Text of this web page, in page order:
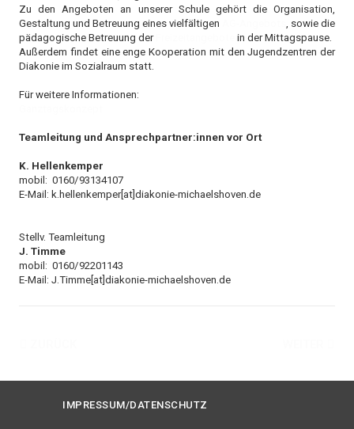
Zu den Angeboten an unserer Schule gehört die Organisation,
Gestaltung und Betreuung eines vielfältigen
, sowie die
pädagogische Betreuung der
in der Mittagspause.
Außerdem findet eine enge Kooperation mit den Jugendzentren der
Diakonie im Sozialraum statt.
Für weitere Informationen:
Teamleitung und Ansprechpartner:innen vor Ort
K. Hellenkemper
mobil: 0160/93134107
E-Mail: k.hellenkemper[at]diakonie-michaelshoven.de
Stellv. Teamleitung
J. Timme
mobil: 0160/92201143
E-Mail: J.Timme[at]diakonie-michaelshoven.de
IMPRESSUM/DATENSCHUTZ